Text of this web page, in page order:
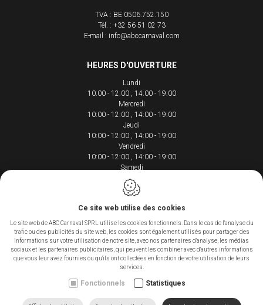
TVA : BE 0506.752.150
Tél. : +32 56 51 02 73
E-mail : info@abccarnaval.com
HEURES D'OUVERTURE
Lundi
10:00 - 12:00
14:00 - 19:00
Mercredi
10:00 - 12:00
14:00 - 19:00
Jeudi
10:00 - 12:00
14:00 - 19:00
Vendredi
10:00 - 12:00
14:00 - 19:00
Samedi
10:00 - 12:00
14:00 - 18:00
Conception du site web par IDcreation 2020
Cookie policy
Politique de confidentialité
Sitemap
Ce site web utilise des cookies
Le site web de ABC Carnaval SPRL utilise les cookies fonctionnels. Dans le cas de l'analyse du
trafic ou des publicités du site web, les cookies sont également utilisés pour partager des
informations sur votre utilisation de notre site, avec nos partenaires d'analyse, les médias
sociaux et les partenaires publicitaires, qui peuvent les combiner avec d'autres informations
que vous leur avez fournies ou qu'ils ont collectées en fonction de votre utilisation de leurs
services.
Fonctionnels Statistiques